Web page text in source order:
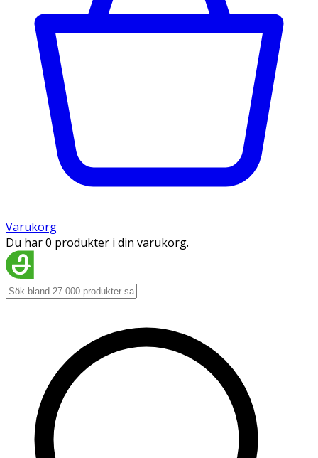
Varukorg
Du har 0 produkter i din varukorg.